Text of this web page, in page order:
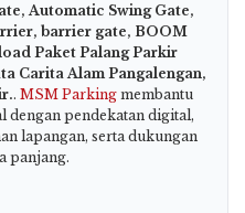
Automatic Swing Gate,
barrier gate, BOOM
Paket Palang Parkir
Carita Alam Pangalengan,
. MSM Parking membantu
dengan pendekatan digital,
lapangan, serta dukungan
panjang.